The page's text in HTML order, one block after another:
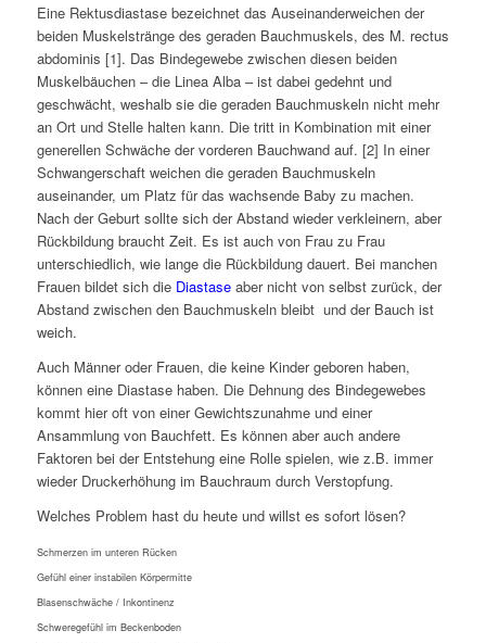
Eine Rektusdiastase bezeichnet das Auseinanderweichen der
beiden Muskelstränge des geraden Bauchmuskels, des M. rectus
abdominis [1]. Das Bindegewebe zwischen diesen beiden
Muskelbäuchen – die Linea Alba – ist dabei gedehnt und
geschwächt, weshalb sie die geraden Bauchmuskeln nicht mehr
an Ort und Stelle halten kann. Die tritt in Kombination mit einer
generellen Schwäche der vorderen Bauchwand auf. [2] In einer
Schwangerschaft weichen die geraden Bauchmuskeln
auseinander, um Platz für das wachsende Baby zu machen.
Nach der Geburt sollte sich der Abstand wieder verkleinern, aber
Rückbildung braucht Zeit. Es ist auch von Frau zu Frau
unterschiedlich, wie lange die Rückbildung dauert. Bei manchen
Frauen bildet sich die Diastaseaber nicht von selbst zurück, der
Abstand zwischen den Bauchmuskeln bleibt und der Bauch ist
weich.
Auch Männer oder Frauen, die keine Kinder geboren haben,
können eine Diastase haben. Die Dehnung des Bindegewebes
kommt hier oft von einer Gewichtszunahme und einer
Ansammlung von Bauchfett. Es können aber auch andere
Faktoren bei der Entstehung eine Rolle spielen, wie z.B. immer
wieder Druckerhöhung im Bauchraum durch Verstopfung.
Welches Problem hast du heute und willst es sofort lösen?
Schmerzen im unteren Rücken
Gefühl einer instabilen Körpermitte
Blasenschwäche / Inkontinenz
Schweregefühl im Beckenboden